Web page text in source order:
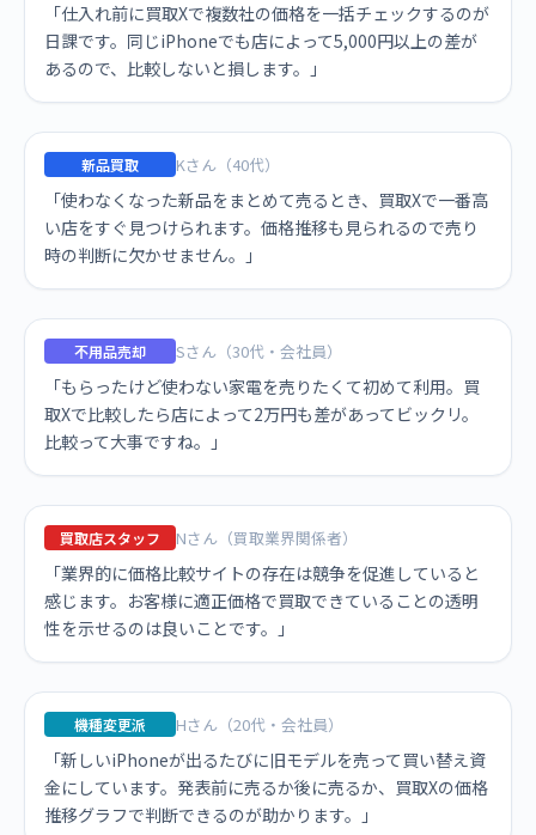
「仕入れ前に買取Xで複数社の価格を一括チェックするのが
日課です。同じiPhoneでも店によって5,000円以上の差が
あるので、比較しないと損します。」
新品買取 Kさん（40代）
「使わなくなった新品をまとめて売るとき、買取Xで一番高
い店をすぐ見つけられます。価格推移も見られるので売り
時の判断に欠かせません。」
不用品売却 Sさん（30代・会社員）
「もらったけど使わない家電を売りたくて初めて利用。買
取Xで比較したら店によって2万円も差があってビックリ。
比較って大事ですね。」
買取店スタッフ Nさん（買取業界関係者）
「業界的に価格比較サイトの存在は競争を促進していると
感じます。お客様に適正価格で買取できていることの透明
性を示せるのは良いことです。」
機種変更派 Hさん（20代・会社員）
「新しいiPhoneが出るたびに旧モデルを売って買い替え資
金にしています。発表前に売るか後に売るか、買取Xの価格
推移グラフで判断できるのが助かります。」